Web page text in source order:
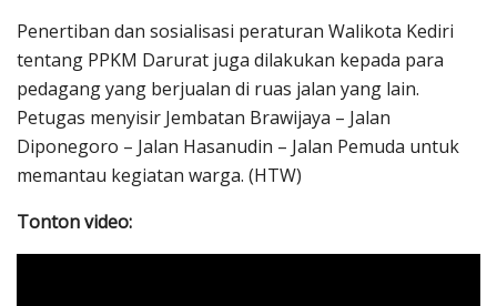
Penertiban dan sosialisasi peraturan Walikota Kediri
tentang PPKM Darurat juga dilakukan kepada para
pedagang yang berjualan di ruas jalan yang lain.
Petugas menyisir Jembatan Brawijaya – Jalan
Diponegoro – Jalan Hasanudin – Jalan Pemuda untuk
memantau kegiatan warga. (HTW)
Tonton video: